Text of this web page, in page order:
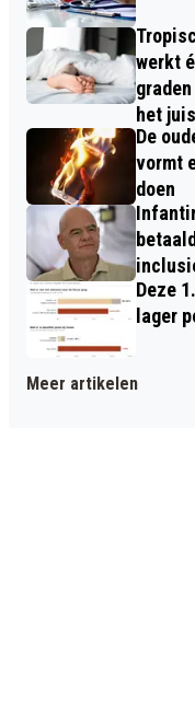
werkt
het
De
vormt
doen
Deze
lager
Meer artikelen